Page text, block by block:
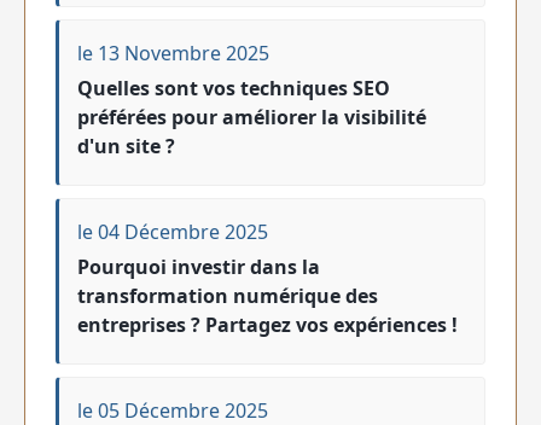
le 13 Novembre 2025
Quelles sont vos techniques SEO
préférées pour améliorer la visibilité
d'un site ?
le 04 Décembre 2025
Pourquoi investir dans la
transformation numérique des
entreprises ? Partagez vos expériences !
le 05 Décembre 2025